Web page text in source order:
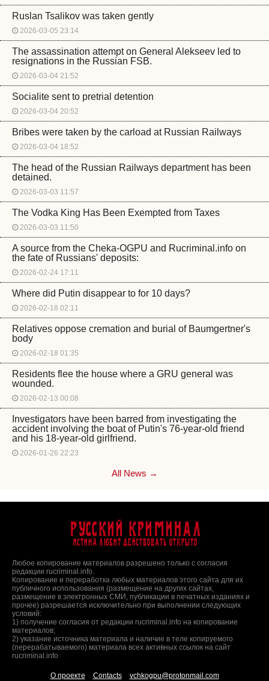
Ruslan Tsalikov was taken gently
2026-03-05 23:14
The assassination attempt on General Alekseev led to
resignations in the Russian FSB.
2026-03-04 21:52
Socialite sent to pretrial detention
2026-03-04 20:52
Bribes were taken by the carload at Russian Railways
2026-03-04 18:52
The head of the Russian Railways department has been
detained.
2026-03-03 11:57
The Vodka King Has Been Exempted from Taxes
2026-03-03 11:50
A source from the Cheka-OGPU and Rucriminal.info on
the fate of Russians' deposits:
2026-02-24 17:11
Where did Putin disappear to for 10 days?
2026-02-18 02:11
Relatives oppose cremation and burial of Baumgertner's
body
2026-02-18 01:35
Residents flee the house where a GRU general was
wounded.
2026-02-13 00:08
Investigators have been barred from investigating the
accident involving the boat of Putin's 76-year-old friend
and his 18-year-old girlfriend.
2026-01-26 22:23
All News →
Русский Криминал
Истина любит действовать открыто
Любое копирование материалов разрешено только с согласия
редакции rucriminal.info.
Копирование и переработка любых материалов этого сайта для их
публичного использования (размещение на других сайтах,
размещение в электронных СМИ, публикации в печатных изданиях и
прочее) разрешается исключительно при выполнении следующих
условий:
1) получение согласия от редакции rucriminal.info на копирование
материалов;
2) указание источника материала и наличие в теле копируемого
(перерабатываемого) материала всех активных ссылок на сайт
rucriminal.info
О проекте Contacts vchkogpu@protonmail.com